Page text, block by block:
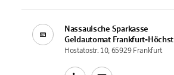
Nassauische Sparkasse
Geldautomat Frankfurt-Höchst
Hostatostr. 10, 65929 Frankfurt